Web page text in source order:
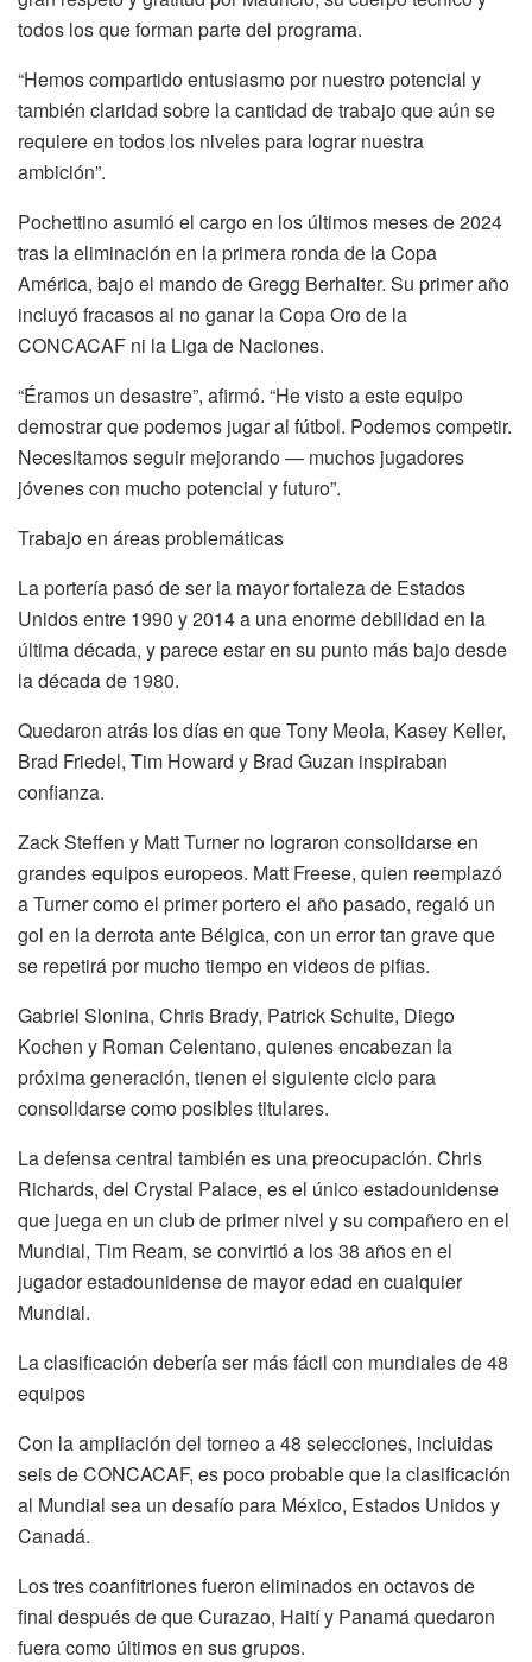
todos los que forman parte del programa.
“Hemos compartido entusiasmo por nuestro potencial y
también claridad sobre la cantidad de trabajo que aún se
requiere en todos los niveles para lograr nuestra
ambición”.
Pochettino asumió el cargo en los últimos meses de 2024
tras la eliminación en la primera ronda de la Copa
América, bajo el mando de Gregg Berhalter. Su primer año
incluyó fracasos al no ganar la Copa Oro de la
CONCACAF ni la Liga de Naciones.
“Éramos un desastre”, afirmó. “He visto a este equipo
demostrar que podemos jugar al fútbol. Podemos competir.
Necesitamos seguir mejorando — muchos jugadores
jóvenes con mucho potencial y futuro”.
Trabajo en áreas problemáticas
La portería pasó de ser la mayor fortaleza de Estados
Unidos entre 1990 y 2014 a una enorme debilidad en la
última década, y parece estar en su punto más bajo desde
la década de 1980.
Quedaron atrás los días en que Tony Meola, Kasey Keller,
Brad Friedel, Tim Howard y Brad Guzan inspiraban
confianza.
Zack Steffen y Matt Turner no lograron consolidarse en
grandes equipos europeos. Matt Freese, quien reemplazó
a Turner como el primer portero el año pasado, regaló un
gol en la derrota ante Bélgica, con un error tan grave que
se repetirá por mucho tiempo en videos de pifias.
Gabriel Slonina, Chris Brady, Patrick Schulte, Diego
Kochen y Roman Celentano, quienes encabezan la
próxima generación, tienen el siguiente ciclo para
consolidarse como posibles titulares.
La defensa central también es una preocupación. Chris
Richards, del Crystal Palace, es el único estadounidense
que juega en un club de primer nivel y su compañero en el
Mundial, Tim Ream, se convirtió a los 38 años en el
jugador estadounidense de mayor edad en cualquier
Mundial.
La clasificación debería ser más fácil con mundiales de 48
equipos
Con la ampliación del torneo a 48 selecciones, incluidas
seis de CONCACAF, es poco probable que la clasificación
al Mundial sea un desafío para México, Estados Unidos y
Canadá.
Los tres coanfitriones fueron eliminados en octavos de
final después de que Curazao, Haití y Panamá quedaron
fuera como últimos en sus grupos.